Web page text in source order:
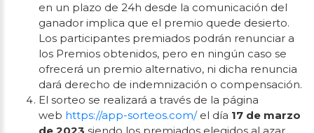
en un plazo de 24h desde la comunicación del
ganador implica que el premio quede desierto.
Los participantes premiados podrán renunciar a
los Premios obtenidos, pero en ningún caso se
ofrecerá un premio alternativo, ni dicha renuncia
dará derecho de indemnización o compensación.
El sorteo se realizará a través de la página
web https://app-sorteos.com/el día 17 de marzo